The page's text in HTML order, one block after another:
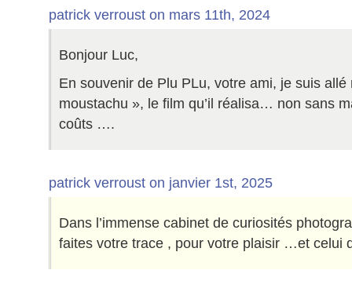
patrick verroust on mars 11th, 2024
Bonjour Luc,
En souvenir de Plu PLu, votre ami, je suis allé
moustachu », le film qu’il réalisa… non sans
coûts ….
patrick verroust on janvier 1st, 2025
Dans l’immense cabinet de curiosités
faites votre trace , pour votre plaisir …et celui